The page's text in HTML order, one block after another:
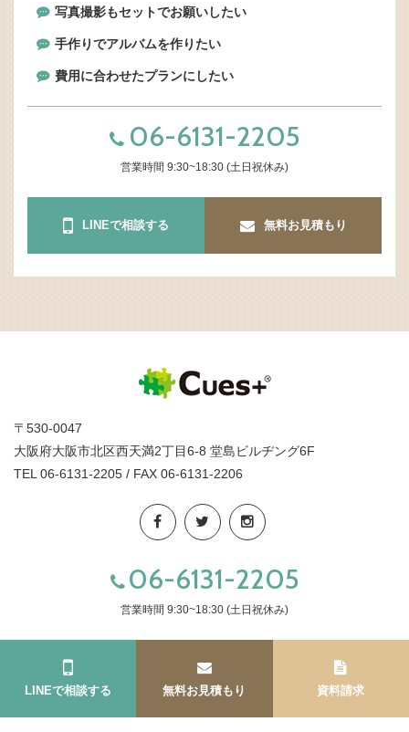
写真撮影もセットでお願いしたい
手作りでアルバムを作りたい
費用に合わせたプランにしたい
06-6131-2205
営業時間 9:30~18:30 (土日祝休み)
LINEで相談する 無料お見積もり
〒530-0047
大阪府大阪市北区西天満2丁目6-8 堂島ビルヂング6F
TEL 06-6131-2205 / FAX 06-6131-2206
06-6131-2205
営業時間 9:30~18:30 (土日祝休み)
LINEで相談する 無料お見積もり 資料請求